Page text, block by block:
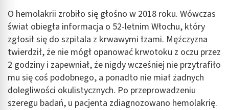
O hemolakrii zrobiło się głośno w 2018 roku. Wówczas
świat obiegła informacja o 52-letnim Włochu, który
zgłosił się do szpitala z krwawymi łzami. Mężczyzna
twierdził, że nie mógł opanować krwotoku z oczu przez
2 godziny i zapewniał, że nigdy wcześniej nie przytrafiło
mu się coś podobnego, a ponadto nie miał żadnych
dolegliwości okulistycznych. Po przeprowadzeniu
szeregu badań, u pacjenta zdiagnozowano hemolakrię.